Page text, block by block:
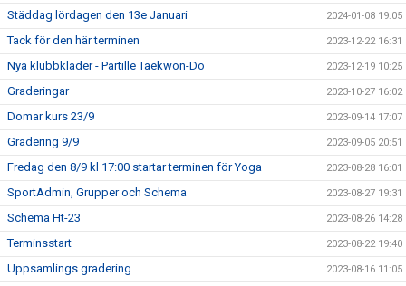
Städdag lördagen den 13e Januari 2024-01-08 19:05
Tack för den här terminen 2023-12-22 16:31
Nya klubbkläder - Partille Taekwon-Do 2023-12-19 10:25
Graderingar 2023-10-27 16:02
Domar kurs 23/9 2023-09-14 17:07
Gradering 9/9 2023-09-05 20:51
Fredag den 8/9 kl 17:00 startar terminen för Yoga 2023-08-28 16:01
SportAdmin, Grupper och Schema 2023-08-27 19:31
Schema Ht-23 2023-08-26 14:28
Terminsstart 2023-08-22 19:40
Uppsamlings gradering 2023-08-16 11:05